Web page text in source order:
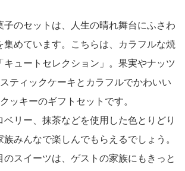
子のセットは、人生の晴れ舞台にふさわ
集めています。こちらは、カラフルな焼
キュートセレクション」。果実やナッツ
ティックケーキとカラフルでかわいい
ッキーのギフトセットです。
ベリー、抹茶などを使用した色とりどり
みんなで楽しんでもらえるでしょう。
のスイーツは、ゲストの家族にもきっと